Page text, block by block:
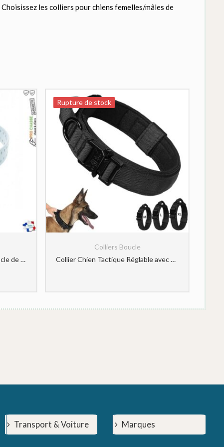
les colliers pour chiens femelles/mâles de
Collier Premium Blanc avec boucle de protection pour Chien | Idog
Rupture de stock
Rupture de stock
Colliers Boucle
Collier Chien Tactique Réglable avec Poignée de Commande – Collier pour Chien Boucle en Métal Idéal pour Chiens de Travail et Toutes Tailles (Noir, M)
Transport & Voiture Marques